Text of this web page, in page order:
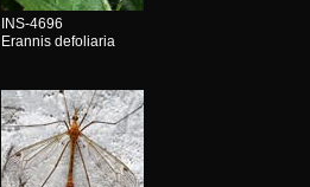
INS-4696
Erannis defoliaria